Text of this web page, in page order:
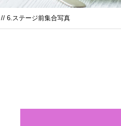
// 6.ステージ前集合写真